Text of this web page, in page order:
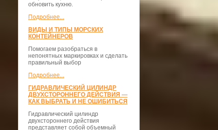
обновить кухню.
Подробнее...
ВИДЫ И ТИПЫ МОРСКИХ
КОНТЕЙНЕРОВ
Помогаем разобраться в
непонятных маркировках и сделать
правильный выбор
Подробнее...
ГИДРАВЛИЧЕСКИЙ ЦИЛИНДР
ДВУХСТОРОННЕГО ДЕЙСТВИЯ —
КАК ВЫБРАТЬ И НЕ ОШИБИТЬСЯ
Гидравлический цилиндр
двухстороннего действия
представляет собой объемный